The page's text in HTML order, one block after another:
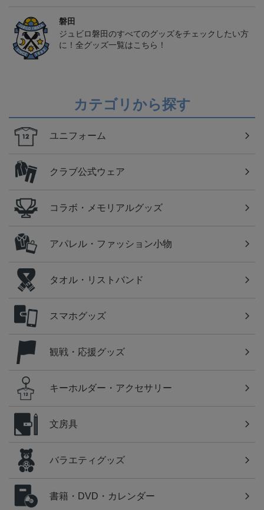
磐田
ジュビロ磐田のすべてのグッズをチェックしたい方
に！全グッズ一覧はこちら！
カテゴリから探す
ユニフォーム
クラブ公式ウェア
コラボ・メモリアルグッズ
アパレル・ファッション小物
タオル・リストバンド
スマホグッズ
観戦・応援グッズ
キーホルダー・アクセサリー
文房具
バラエティグッズ
書籍・DVD・カレンダー